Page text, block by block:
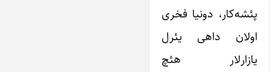
پئشه‌کار، دونیا فخری
اولان داهی یئرل
یازارلار هئچ